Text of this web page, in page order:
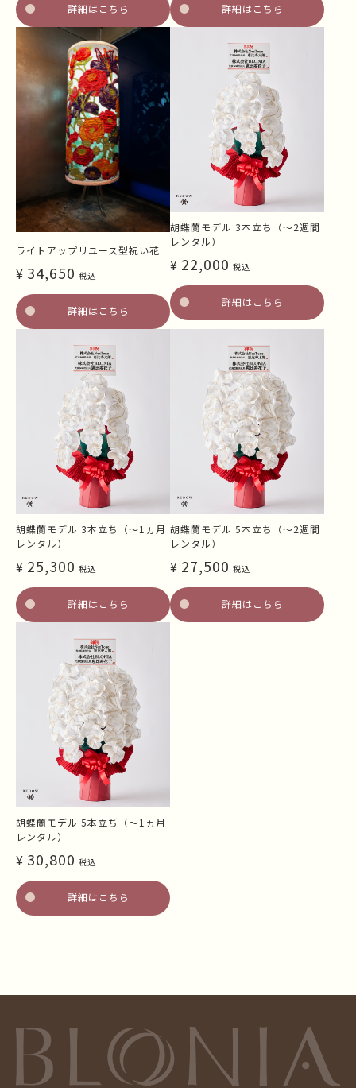
詳細はこちら 詳細はこちら
ライトアップリユース型祝い花
¥ 34,650 税込
詳細はこちら
胡蝶蘭モデル 3本立ち（～2週間
レンタル）
¥ 22,000 税込
詳細はこちら
胡蝶蘭モデル 3本立ち（～1ヵ月
レンタル）
¥ 25,300 税込
詳細はこちら
胡蝶蘭モデル 5本立ち（～2週間
レンタル）
¥ 27,500 税込
詳細はこちら
胡蝶蘭モデル 5本立ち（～1ヵ月
レンタル）
¥ 30,800 税込
詳細はこちら